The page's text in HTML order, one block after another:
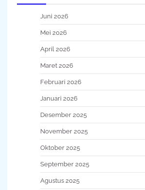
Juni 2026
Mei 2026
April 2026
Maret 2026
Februari 2026
Januari 2026
Desember 2025
November 2025
Oktober 2025
September 2025
Agustus 2025